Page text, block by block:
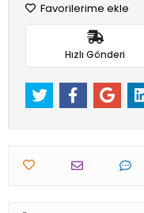
Favorilerime ekle
Hızlı Gönderi